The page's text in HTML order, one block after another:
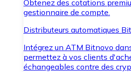
Obtenez des cotations
gestionnaire de compte.
Distributeurs automatiques
Intégrez un ATM Bitnovo
permettez à vos clients
échangeables contre des